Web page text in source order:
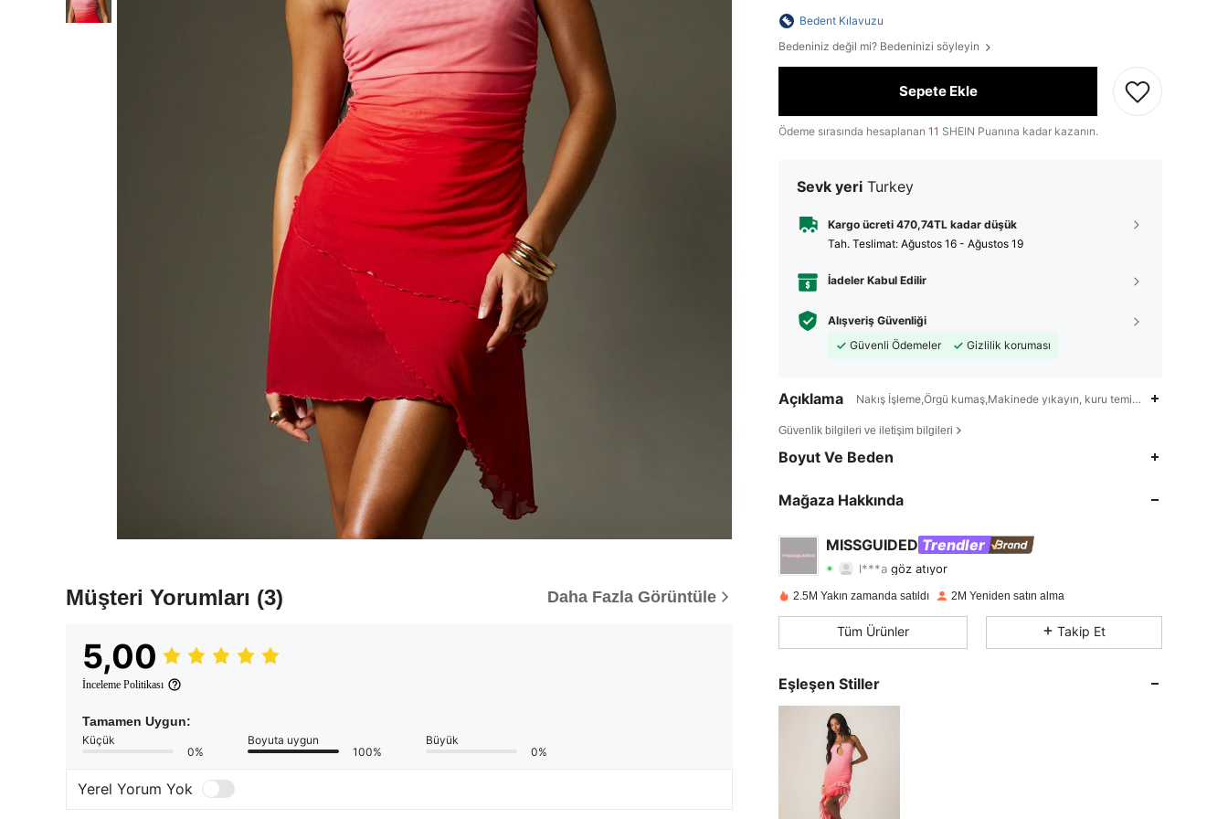
Müşteri Yorumları (3) Daha Fazla Görüntüle
5,00
İnceleme Politikası
Tamamen Uygun:
Küçük
0%
Boyuta uygun
100%
Büyük
0%
Yerel Yorum Yok
Bedent Kılavuzu
Bedeniniz değil mi? Bedeninizi söyleyin
Sepete Ekle
Ödeme sırasında hesaplanan 11 SHEIN Puanına kadar kazanın.
Sevk yeri Turkey
Kargo ücreti 470,74TL kadar düşük
Tah. Teslimat: Ağustos 16 - Ağustos 19
İadeler Kabul Edilir
Alışveriş Güvenliği
Güvenli Ödemeler
Gizlilik koruması
Açıklama Nakış İşleme,Örgü kumaş,Makinede yıkayın, kuru temizleme yapmayın,
Güvenlik bilgileri ve iletişim bilgileri
Boyut Ve Beden
Mağaza Hakkında
MISSGUIDED Trendler
göz atıyor
4,83 Derecelendirme
4,83 19K 3M
4,83
4,83
4,83
2.5M Yakın zamanda satıldı 2M Yeniden satın alma
Tüm Ürünler Takip Et
Eşleşen Stiller